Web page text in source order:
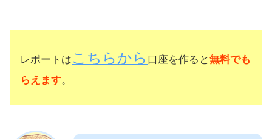
レポートは こちらから 口座を作ると無料でも
らえます。